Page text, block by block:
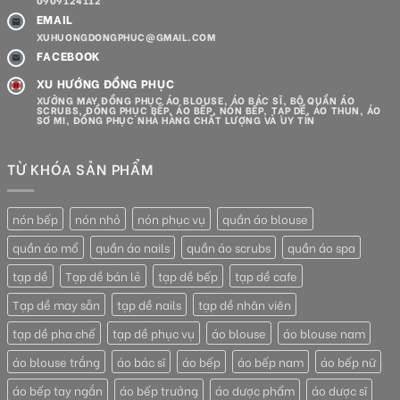
EMAIL
XUHUONGDONGPHUC@GMAIL.COM
FACEBOOK
XU HƯỚNG ĐỒNG PHỤC
XƯỞNG MAY ĐỒNG PHỤC ÁO BLOUSE, ÁO BÁC SĨ, BỘ QUẦN ÁO
SCRUBS, ĐỒNG PHỤC BẾP, ÁO BẾP, NÓN BẾP, TẠP DỀ, ÁO THUN, ÁO
SƠ MI, ĐỒNG PHỤC NHÀ HÀNG CHẤT LƯỢNG VÀ UY TÍN
TỪ KHÓA SẢN PHẨM
nón bếp nón nhỏ nón phục vụ
quần áo blouse
quần áo mổ
quần áo nails quần áo scrubs
quần áo spa
tạp dề
Tạp dề bán lẻ tạp dề bếp
tạp dề cafe
Tạp dề may sẵn
tạp dề nails
tạp dề nhân viên
tạp dề pha chế
tạp dề phục vụ áo blouse
áo blouse nam
áo blouse trắng
áo bác sĩ áo bếp áo bếp nam
áo bếp nữ
áo bếp tay ngắn
áo bếp trưởng áo dược phẩm áo dược sĩ